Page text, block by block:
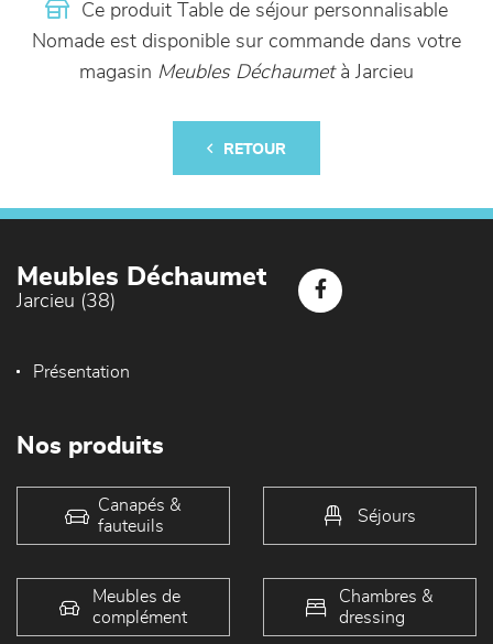
Ce produit Table de séjour personnalisable
Nomade est disponible sur commande dans votre
magasin Meubles Déchaumetà Jarcieu
RETOUR
Meubles Déchaumet
Jarcieu (38)
Présentation
Nos produits
Canapés &
fauteuils
Séjours
Meubles de
complément
Chambres &
dressing